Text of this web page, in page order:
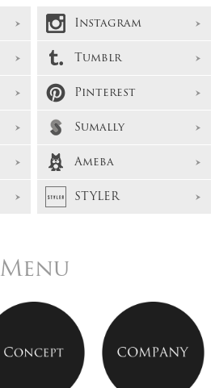
Instagram
Tumblr
Pinterest
Sumally
Ameba
STYLER
Menu